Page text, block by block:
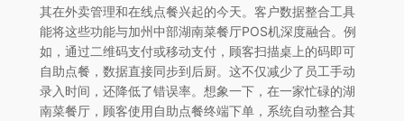
其在外卖管理和在线点餐兴起的今天。客户数据整合工具
能将这些功能与加州中部湖南菜餐厅POS机深度融合。例
如，通过二维码支付或移动支付，顾客扫描桌上的码即可
自助点餐，数据直接同步到后厨。这不仅减少了员工手动
录入时间，还降低了错误率。想象一下，在一家忙碌的湖
南菜餐厅，顾客使用自助点餐终端下单，系统自动整合其